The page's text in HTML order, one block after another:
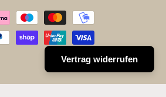
Vertrag widerrufen